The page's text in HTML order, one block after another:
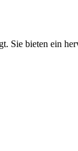
bieten ein